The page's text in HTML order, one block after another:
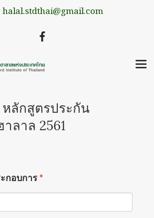
halal.stdthai@gmail.com
ลักสูตรประกัน
ลาล 2561
กอบการ *